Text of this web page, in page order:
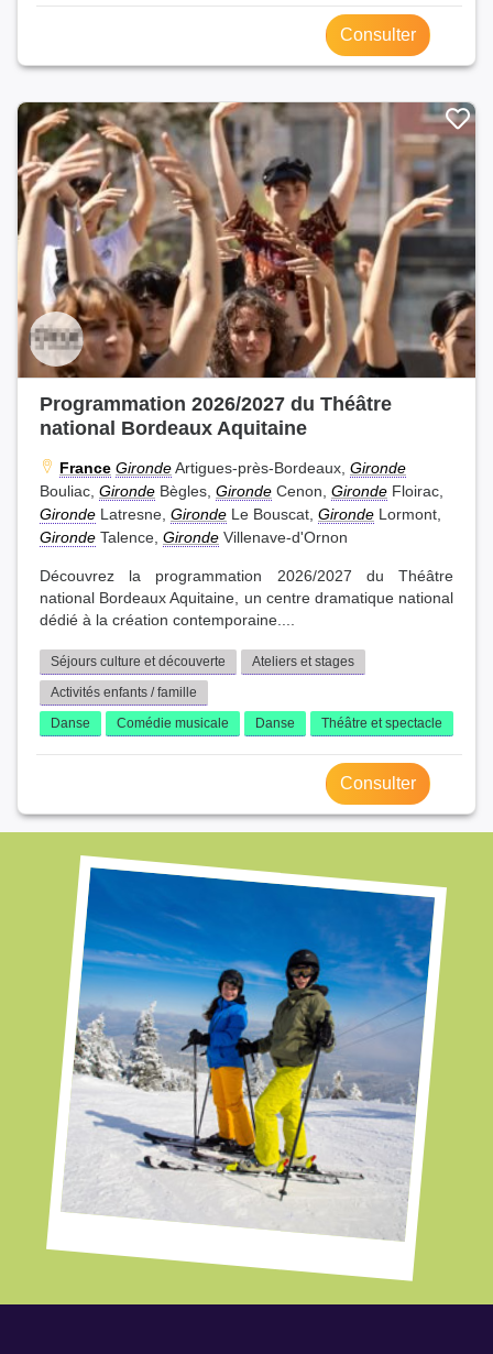
Consulter
Programmation 2026/2027 du Théâtre
national Bordeaux Aquitaine
France GirondeArtigues-près-Bordeaux, Gironde
Bouliac, Gironde Bègles, Gironde Cenon, Gironde Floirac,
Gironde Latresne, Gironde Le Bouscat, Gironde Lormont,
Gironde Talence, Gironde Villenave-d'Ornon
Découvrez la programmation 2026/2027 du Théâtre
national Bordeaux Aquitaine, un centre dramatique national
dédié à la création contemporaine....
Séjours culture et découverte
Ateliers et stages
Activités enfants / famille
Danse
Comédie musicale Danse Théâtre et spectacle
Consulter